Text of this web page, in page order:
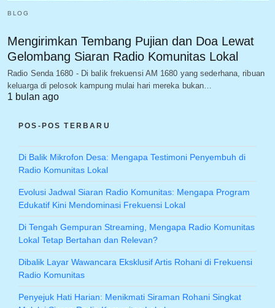
BLOG
Mengirimkan Tembang Pujian dan Doa Lewat
Gelombang Siaran Radio Komunitas Lokal
Radio Senda 1680 - Di balik frekuensi AM 1680 yang sederhana, ribuan
keluarga di pelosok kampung mulai hari mereka bukan…
1 bulan ago
POS-POS TERBARU
Di Balik Mikrofon Desa: Mengapa Testimoni Penyembuh di
Radio Komunitas Lokal
Evolusi Jadwal Siaran Radio Komunitas: Mengapa Program
Edukatif Kini Mendominasi Frekuensi Lokal
Di Tengah Gempuran Streaming, Mengapa Radio Komunitas
Lokal Tetap Bertahan dan Relevan?
Dibalik Layar Wawancara Eksklusif Artis Rohani di Frekuensi
Radio Komunitas
Penyejuk Hati Harian: Menikmati Siraman Rohani Singkat